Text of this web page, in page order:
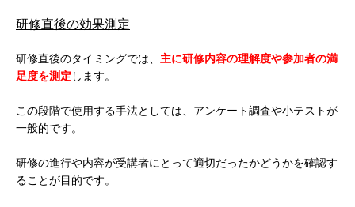
研修直後の効果測定
研修直後のタイミングでは、 主に研修内容の理解度や参加者の満
足度を測定 します。
この段階で使用する手法としては、アンケート調査や小テストが
一般的です。
研修の進行や内容が受講者にとって適切だったかどうかを確認す
ることが目的です。